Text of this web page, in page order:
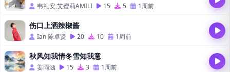
韦礼安,艾蜜莉AMILI 15 5 1周前
伤口上洒辣椒酱
Ian 陈卓贤 20 10 1周前
秋风知我情冬雪知我意
姜雨涵 15 3 1周前